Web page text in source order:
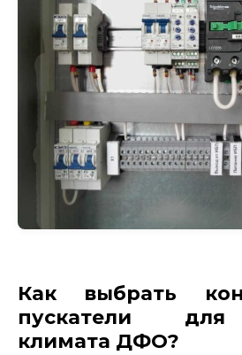
Как выбрать
пускатели для
климата ДФО?